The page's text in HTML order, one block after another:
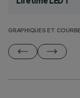
GRAPHIQUES ET